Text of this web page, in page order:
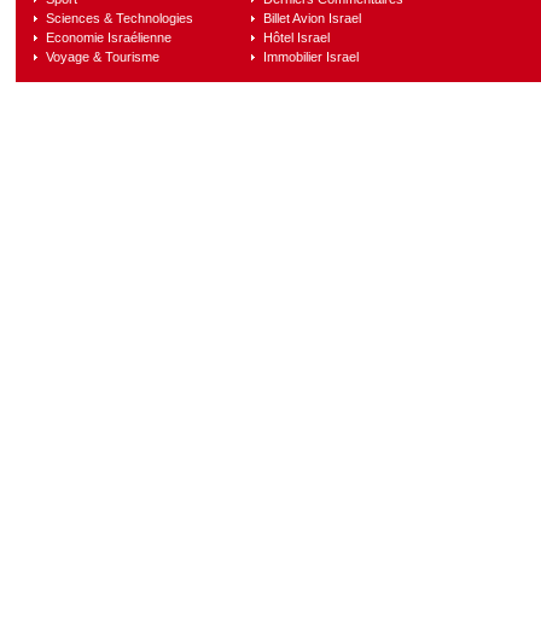
Sciences & Technologies
Economie Israélienne
Voyage & Tourisme
Billet Avion Israel
Hôtel Israel
Immobilier Israel